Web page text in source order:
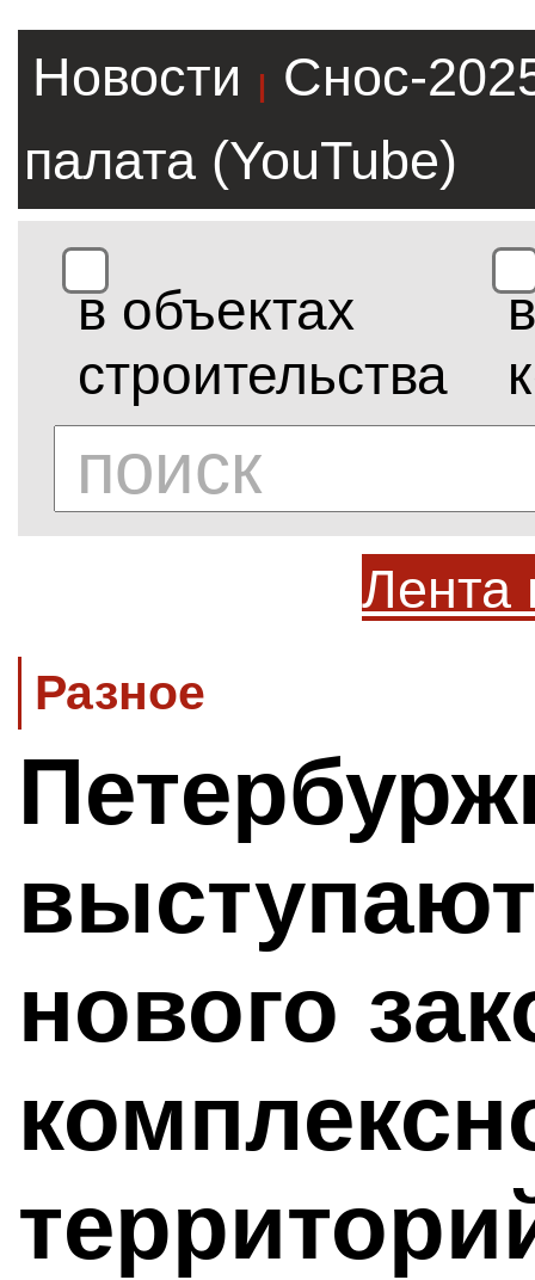
Новости |
Снос-
палата (YouTube)
в объектах
строительства
в
Лента
Разное
нового